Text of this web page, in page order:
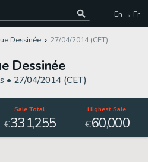
En → Fr
Dessinée 27/04/2014 (CET)
Dessinée
• 27/04/2014 (CET)
Sale Total
€331,255
Highest Sale
€60,000